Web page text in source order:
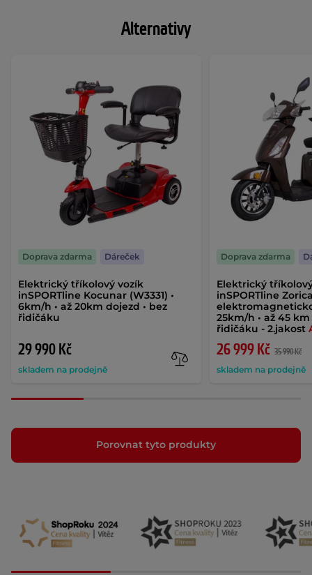
Alternativy
Elektrický tříkolový vozík
inSPORTline Kocunar (W3331) •
6km/h • až 20km dojezd • bez
řidičáku
29 990 Kč
skladem na prodejně
Doprava zdarma Dáreček
Elektrický
inSPORTline
25km/h • až 45
řidičáku - 2.jakost
26 999 Kč 35 990 Kč
skladem na prodejně
Doprava zdarma
Porovnat tyto produkty